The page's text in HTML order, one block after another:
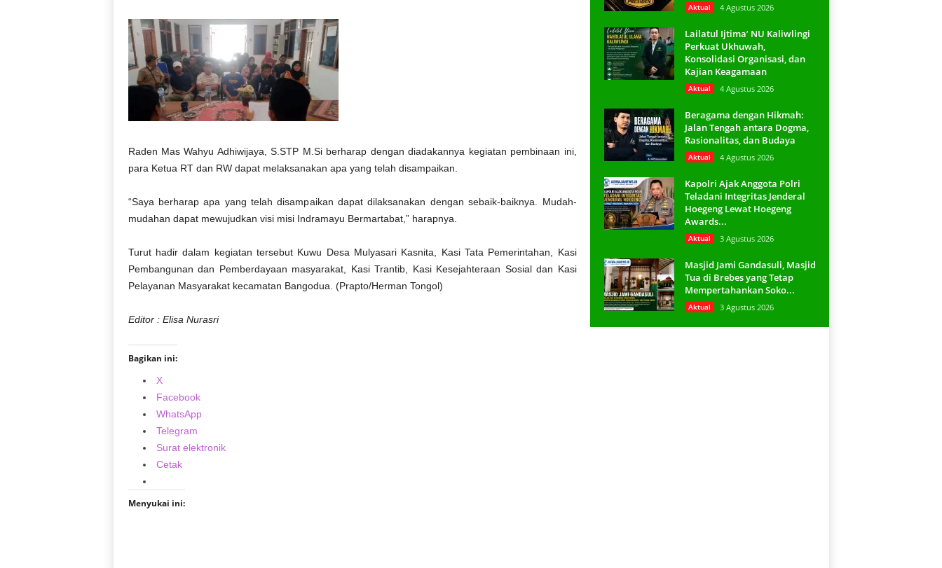
Raden Mas Wahyu Adhiwijaya, S.STP M.Si berharap dengan diadakannya kegiatan pembinaan ini,
para Ketua RT dan RW dapat melaksanakan apa yang telah disampaikan.
“Saya berharap apa yang telah disampaikan dapat dilaksanakan dengan sebaik-baiknya. Mudah-
mudahan dapat mewujudkan visi misi Indramayu Bermartabat,” harapnya.
Turut hadir dalam kegiatan tersebut Kuwu Desa Mulyasari Kasnita, Kasi Tata Pemerintahan, Kasi
Pembangunan dan Pemberdayaan masyarakat, Kasi Trantib, Kasi Kesejahteraan Sosial dan Kasi
Pelayanan Masyarakat kecamatan Bangodua. (Prapto/Herman Tongol)
Editor : Elisa Nurasri
Bagikan ini:
X
Facebook
WhatsApp
Telegram
Surat elektronik
Cetak
Menyukai ini:
Aktual 4 Agustus 2026
Lailatul Ijtima’ NU Kaliwlingi
Perkuat Ukhuwah,
Konsolidasi Organisasi, dan
Kajian Keagamaan
Aktual 4 Agustus 2026
Beragama dengan Hikmah:
Jalan Tengah antara Dogma,
Rasionalitas, dan Budaya
Aktual 4 Agustus 2026
Kapolri Ajak Anggota Polri
Teladani Integritas Jenderal
Hoegeng Lewat Hoegeng
Awards...
Aktual 3 Agustus 2026
Masjid Jami Gandasuli, Masjid
Tua di Brebes yang Tetap
Mempertahankan Soko...
Aktual 3 Agustus 2026